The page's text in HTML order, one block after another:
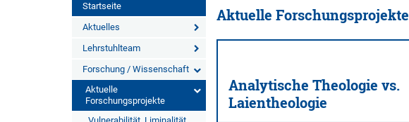
Startseite
Aktuelles
Lehrstuhlteam
Forschung / Wissenschaft
Aktuelle
Forschungsprojekte
Aktuelle Forschungsprojekte
Analytische Theologie vs.
Laientheologie